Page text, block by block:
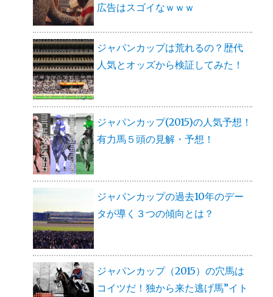
広告はスゴイなｗｗｗ
ジャパンカップは荒れるの？歴代
人気とオッズから検証してみた！
ジャパンカップ(2015)の人気予想！
有力馬５頭の見解・予想！
ジャパンカップの過去10年のデー
タが導く３つの傾向とは？
ジャパンカップ（2015）の穴馬は
コイツだ！独から来た逃げ馬”イト